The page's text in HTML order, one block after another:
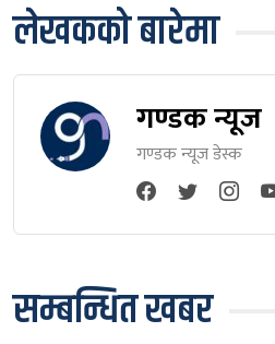
लेखकको बारेमा
गण्डक न्यूज
गण्डक न्यूज डेस्क
सम्बन्धित खबर